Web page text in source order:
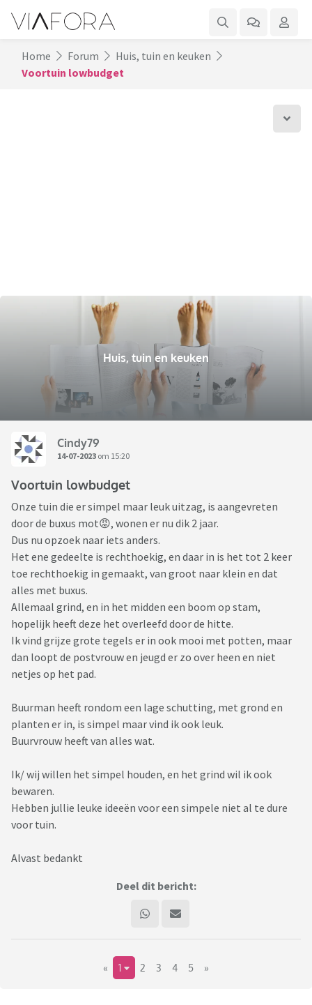
Home Forum
Huis, tuin en keuken
Voortuin lowbudget
Huis, tuin en keuken
Cindy79
14-07-2023 om 15:20
Voortuin lowbudget
Onze tuin die er simpel maar leuk uitzag, is aangevreten
door de buxus mot😡, wonen er nu dik 2 jaar.
Dus nu opzoek naar iets anders.
Het ene gedeelte is rechthoekig, en daar in is het tot 2 keer
toe rechthoekig in gemaakt, van groot naar klein en dat
alles met buxus.
Allemaal grind, en in het midden een boom op stam,
hopelijk heeft deze het overleefd door de hitte.
Ik vind grijze grote tegels er in ook mooi met potten, maar
dan loopt de postvrouw en jeugd er zo over heen en niet
netjes op het pad.
Buurman heeft rondom een lage schutting, met grond en
planten er in, is simpel maar vind ik ook leuk.
Buurvrouw heeft van alles wat.
Ik/ wij willen het simpel houden, en het grind wil ik ook
bewaren.
Hebben jullie leuke ideeën voor een simpele niet al te dure
voor tuin.
Alvast bedankt
Deel dit bericht:
« 1 2 3 4 5 »